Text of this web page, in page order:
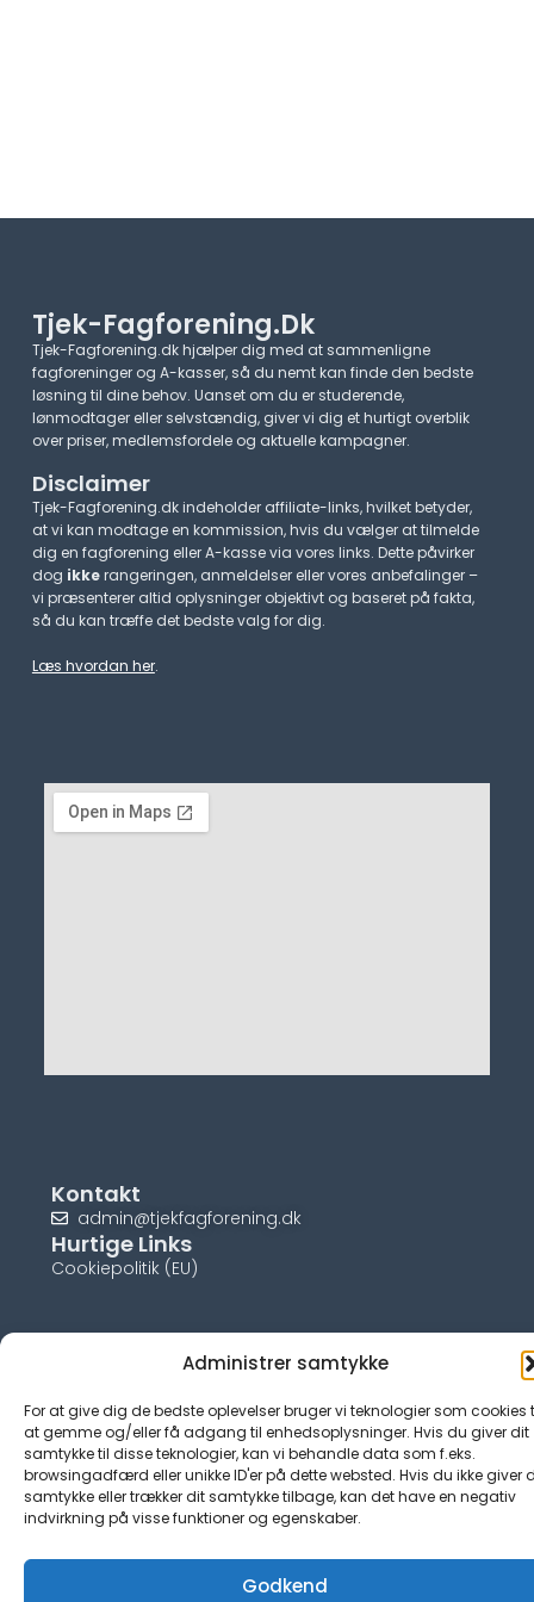
Administrer samtykke
For at give dig de bedste oplevelser bruger vi teknologier som cookies
at gemme og/eller få adgang til enhedsoplysninger. Hvis du giver dit
samtykke til disse teknologier, kan vi behandle data som f.eks.
browsingadfærd eller unikke ID'er på dette websted. Hvis du ikke giver
samtykke eller trækker dit samtykke tilbage, kan det have en negativ
indvirkning på visse funktioner og egenskaber.
Godkend
Tjek-Fagforening.dk
Tjek-Fagforening.dk hjælper dig med at sammenligne
fagforeninger og A-kasser, så du nemt kan finde den bedste
løsning til dine behov. Uanset om du er studerende,
lønmodtager eller selvstændig, giver vi dig et hurtigt overblik
over priser, medlemsfordele og aktuelle kampagner.​
Disclaimer
Tjek-Fagforening.dk indeholder affiliate-links, hvilket betyder,
at vi kan modtage en kommission, hvis du vælger at tilmelde
dig en fagforening eller A-kasse via vores links. Dette påvirker
dog ikkerangeringen, anmeldelser eller vores anbefalinger –
vi præsenterer altid oplysninger objektivt og baseret på fakta,
så du kan træffe det bedste valg for dig.
Læs hvordan her.
Kontakt
admin@tjekfagforening.dk
Hurtige Links
Cookiepolitik (EU)